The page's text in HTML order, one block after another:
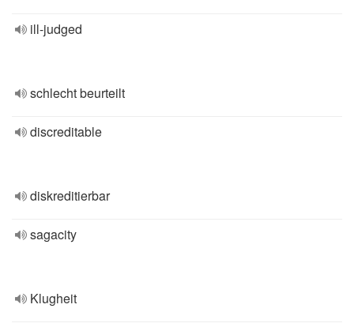
ill-judged
schlecht beurteilt
discreditable
diskreditierbar
sagacity
Klugheit